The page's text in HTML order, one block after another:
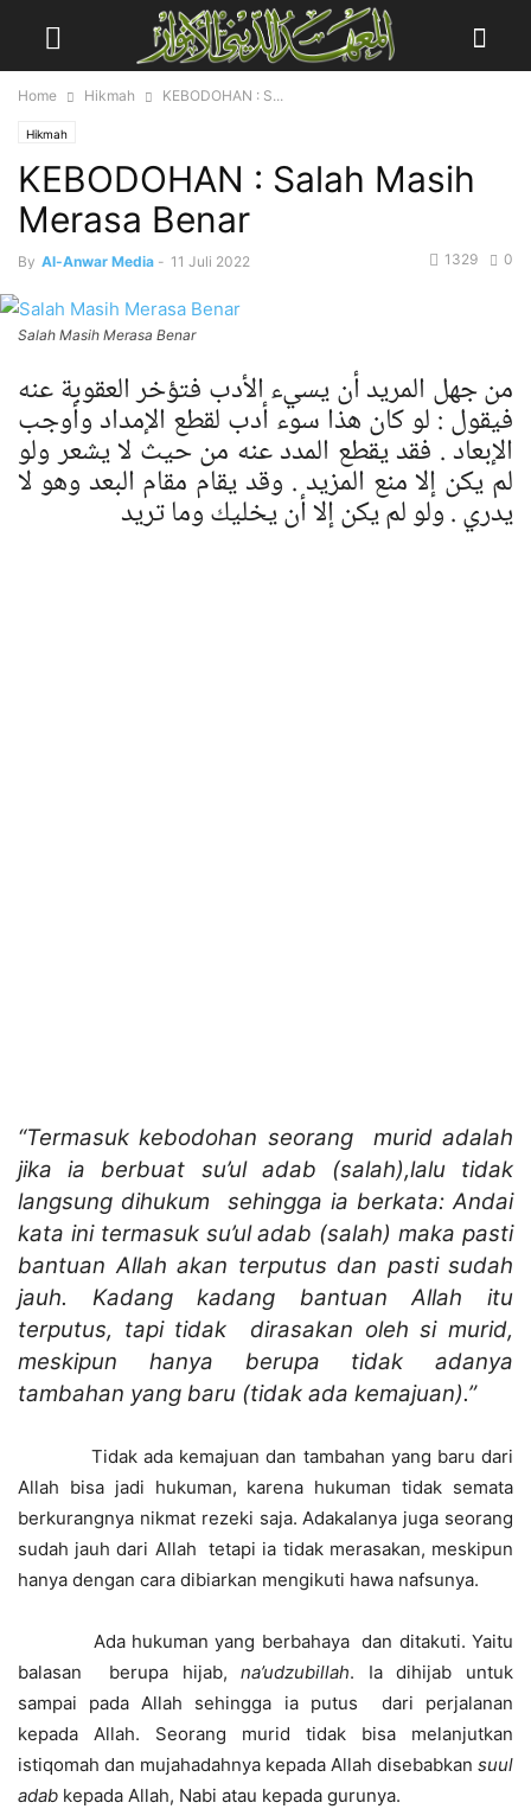
Home Hikmah KEBODOHAN : S...
Hikmah
KEBODOHAN : Salah Masih
Merasa Benar
By Al-Anwar Media - 11 Juli 2022 0
1329
Salah Masih Merasa Benar
من جهل المريد أن يسيء الأدب فتؤخر العقوبة عنه
فيقول : لو كان هذا سوء أدب لقطع الإمداد وأوجب
الإبعاد . فقد يقطع المدد عنه من حيث لا يشعر ولو
لم يكن إلا منع المزيد . وقد يقام مقام البعد وهو لا
يدري . ولو لم يكن إلا أن يخليك وما تريد
“Termasuk kebodohan seorang murid adalah
jika ia berbuat su’ul adab (salah),lalu tidak
langsung dihukum sehingga ia berkata: Andai
kata ini termasuk su’ul adab (salah) maka pasti
bantuan Allah akan terputus dan pasti sudah
jauh. Kadang kadang bantuan Allah itu
terputus, tapi tidak dirasakan oleh si murid,
meskipun hanya berupa tidak adanya
tambahan yang baru (tidak ada kemajuan).”
Tidak ada kemajuan dan tambahan yang baru dari
Allah bisa jadi hukuman, karena hukuman tidak semata
berkurangnya nikmat rezeki saja. Adakalanya juga seorang
sudah jauh dari Allah tetapi ia tidak merasakan, meskipun
hanya dengan cara dibiarkan mengikuti hawa nafsunya.
Ada hukuman yang berbahaya dan ditakuti. Yaitu
balasan berupa hijab,na’udzubillah. Ia dihijab untuk
sampai pada Allah sehingga ia putus dari perjalanan
kepada Allah. Seorang murid tidak bisa melanjutkan
istiqomah dan mujahadahnya kepada Allah disebabkan suul
adab kepada Allah, Nabi atau kepada gurunya.